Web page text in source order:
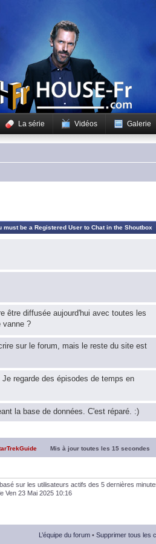
La série Vidéos Galerie
must be a Registered User to Chat in the Shoutbox
être diffusée aujourd'hui avec toutes les
vanne ?
sur le forum, mais le reste du site est
regarde des épisodes de temps en
la base de données. C'est réparé. :)
2021 plus belle que 2020 !
issus des saisons 6; 7 et 8 !
Mis à jour toutes les 15 secondes
sur les utilisateurs actifs des 5 dernières
Ven 23 Mai 2025 10:16
L’équipe du forum • Supprimer tous les